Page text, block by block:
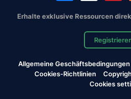
Erhalte exklusive Ressourcen
Allgemeine Geschäftsbedingungen
Cookies-Richtlinien
Cookies